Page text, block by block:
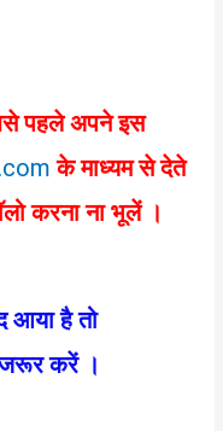
पहले अपने इस
के माध्यम से देते
करना ना भूलें ।
आया है तो
करें ।